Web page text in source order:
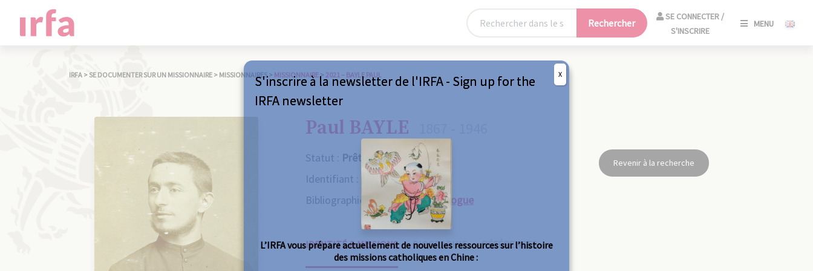
Rechercher
SE CONNECTER /
S'INSCRIRE
MENU
IRFA >SE DOCUMENTER SUR UN MISSIONNAIRE > MISSIONNAIRES > MISSIONNAIRE> 2021 – BAYLE PAUL
Paul BAYLE
Statut : Prêtre
Identifiant : 2021
Bibliographie :Consulter le catalogue
Revenir à la recherche
IDENTITÉ & MISSIONS BIOGRAPHIE RÉFÉRENCES
S'inscrire à la newsletter de l'IRFA - Sign up for the
IRFA newsletter
L’IRFA vous prépare actuellement de nouvelles ressources sur l’histoire
des missions catholiques en Chine :
X